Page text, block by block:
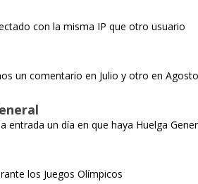
con la misma IP que otro usuario
un comentario en Julio y otro en Agosto
entrada un día en que haya Huelga
los Juegos Olímpicos